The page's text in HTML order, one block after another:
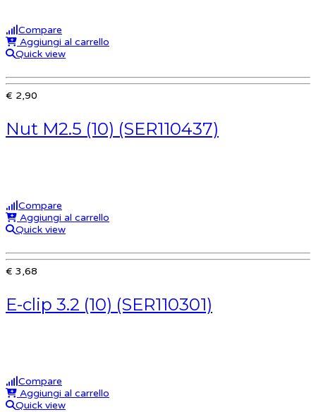
Compare
Aggiungi al carrello
Quick view
€ 2,90
Nut M2.5 (10) (SER110437)
Compare
Aggiungi al carrello
Quick view
€ 3,68
E-clip 3.2 (10) (SER110301)
Compare
Aggiungi al carrello
Quick view